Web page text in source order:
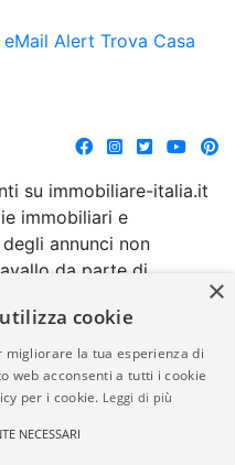
eMail Alert Trova Casa
su immobiliare-italia.it
immobiliari e
annunci non
da parte di
immobiliare-italia.it
veridicità, della
della normativa in
altro aspetto dei
×
cookie
migliorare la tua esperienza di
web acconsenti a tutti i cookie
per i cookie. Leggi di più
NECESSARI